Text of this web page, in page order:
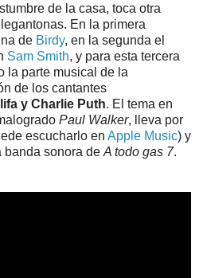
de la casa, toca otra
En la primera
de Birdy, en la segunda el
Sam Smith, y para esta tercera
la parte musical de la
de los cantantes
y Charlie Puth. El tema en
Paul Walker, lleva por
escucharlo en Apple Music) y
banda sonora de A todo gas 7.